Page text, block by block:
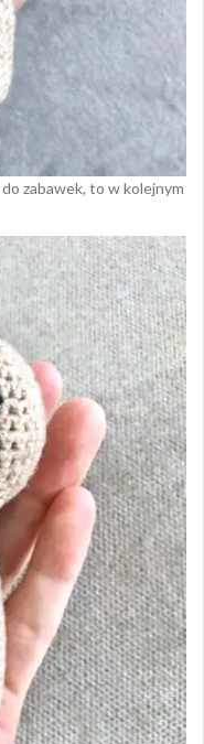
zabawek, to w kolejnym